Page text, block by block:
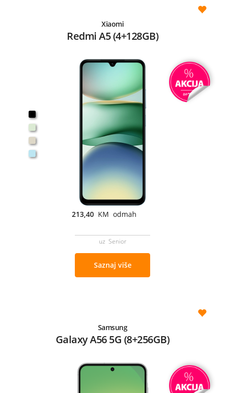
Xiaomi
Redmi A5 (4+128GB)
213,40 KM odmah
uz Senior
Saznaj više
Samsung
Galaxy A56 5G (8+256GB)